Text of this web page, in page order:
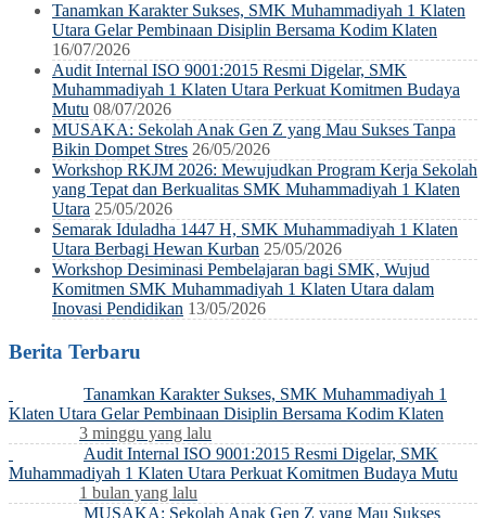
Tanamkan Karakter Sukses, SMK Muhammadiyah 1 Klaten
Utara Gelar Pembinaan Disiplin Bersama Kodim Klaten
16/07/2026
Audit Internal ISO 9001:2015 Resmi Digelar, SMK
Muhammadiyah 1 Klaten Utara Perkuat Komitmen Budaya
Mutu 08/07/2026
MUSAKA: Sekolah Anak Gen Z yang Mau Sukses Tanpa
Bikin Dompet Stres 26/05/2026
Workshop RKJM 2026: Mewujudkan Program Kerja Sekolah
yang Tepat dan Berkualitas SMK Muhammadiyah 1 Klaten
Utara 25/05/2026
Semarak Iduladha 1447 H, SMK Muhammadiyah 1 Klaten
Utara Berbagi Hewan Kurban 25/05/2026
Workshop Desiminasi Pembelajaran bagi SMK, Wujud
Komitmen SMK Muhammadiyah 1 Klaten Utara dalam
Inovasi Pendidikan 13/05/2026
Berita Terbaru
Tanamkan Karakter Sukses, SMK Muhammadiyah 1
Klaten Utara Gelar Pembinaan Disiplin Bersama Kodim Klaten
3 minggu yang lalu
Audit Internal ISO 9001:2015 Resmi Digelar, SMK
Muhammadiyah 1 Klaten Utara Perkuat Komitmen Budaya Mutu
1 bulan yang lalu
MUSAKA: Sekolah Anak Gen Z yang Mau Sukses